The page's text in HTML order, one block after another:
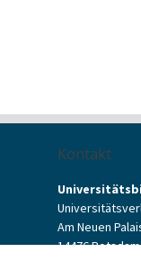
Kontakt
Am Neuen
14476 Potsdam